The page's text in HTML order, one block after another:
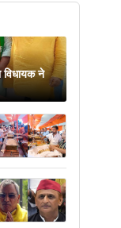
विधायक ने